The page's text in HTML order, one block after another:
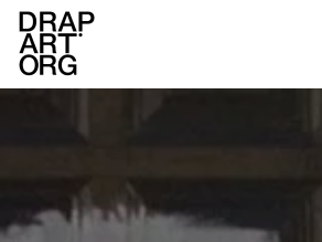
Skip to main content